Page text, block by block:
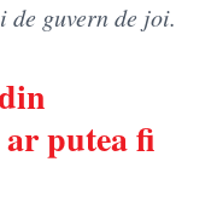
de guvern de joi.
putea fi